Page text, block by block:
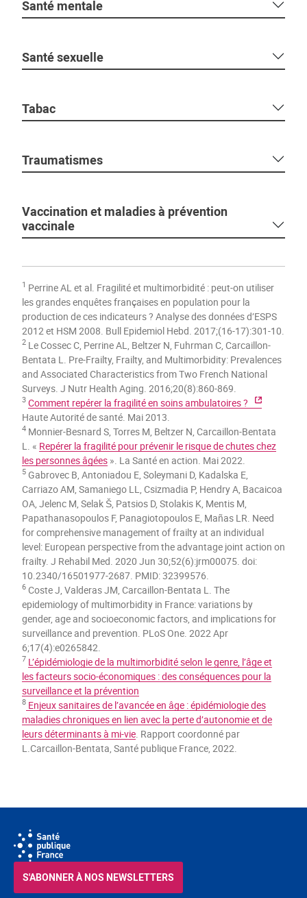
Santé mentale
Santé sexuelle
Tabac
Traumatismes
Vaccination et maladies à prévention
vaccinale
1 Perrine AL et al. Fragilité et multimorbidité : peut-on utiliser
les grandes enquêtes françaises en population pour la
production de ces indicateurs ? Analyse des données d’ESPS
2012 et HSM 2008. Bull Epidemiol Hebd. 2017;(16-17):301-10.
2 Le Cossec C, Perrine AL, Beltzer N, Fuhrman C, Carcaillon-
Bentata L. Pre-Frailty, Frailty, and Multimorbidity: Prevalences
and Associated Characteristics from Two French National
Surveys. J Nutr Health Aging. 2016;20(8):860-869.
3 Comment repérer la fragilité en soins ambulatoires ?
Haute Autorité de santé. Mai 2013.
4 Monnier-Besnard S, Torres M, Beltzer N, Carcaillon-Bentata
L. « Repérer la fragilité pour prévenir le risque de chutes chez
les personnes âgées ». La Santé en action. Mai 2022.
5 Gabrovec B, Antoniadou E, Soleymani D, Kadalska E,
Carriazo AM, Samaniego LL, Csizmadia P, Hendry A, Bacaicoa
OA, Jelenc M, Selak Š, Patsios D, Stolakis K, Mentis M,
Papathanasopoulos F, Panagiotopoulos E, Mañas LR. Need
for comprehensive management of frailty at an individual
level: European perspective from the advantage joint action on
frailty. J Rehabil Med. 2020 Jun 30;52(6):jrm00075. doi:
10.2340/16501977-2687. PMID: 32399576.
6 Coste J, Valderas JM, Carcaillon-Bentata L. The
epidemiology of multimorbidity in France: variations by
gender, age and socioeconomic factors, and implications for
surveillance and prevention. PLoS One. 2022 Apr
6;17(4):e0265842.
7 L’épidémiologie de la multimorbidité selon le genre, l’âge et
les facteurs socio-économiques : des conséquences pour la
surveillance et la prévention
8 Enjeux sanitaires de l’avancée en âge : épidémiologie des
maladies chroniques en lien avec la perte d’autonomie et de
leurs déterminants à mi-vie . Rapport coordonné par
L.Carcaillon-Bentata, Santé publique France, 2022.
S'ABONNER À NOS NEWSLETTERS